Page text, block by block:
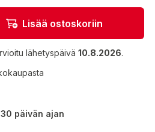
Lisää ostoskoriin
lähetyspäivä 10.8.2026.
päivän ajan